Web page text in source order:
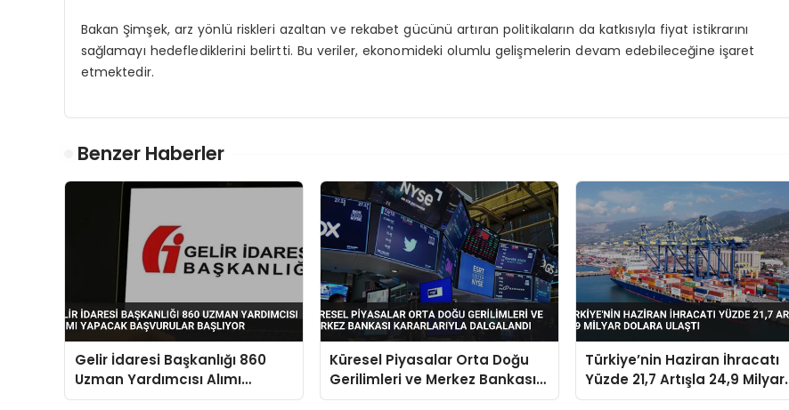
Bakan Şimşek, arz yönlü riskleri azaltan ve rekabet gücünü artıran politikaların da katkısıyla fiyat istikrarını
sağlamayı hedeflediklerini belirtti. Bu veriler, ekonomideki olumlu gelişmelerin devam edebileceğine işaret
etmektedir.
Benzer Haberler
Gelir İdaresi Başkanlığı 860
Uzman Yardımcısı Alımı
Yapacak Başvurular Başlıyor
Küresel Piyasalar Orta Doğu
Gerilimleri ve Merkez Bankası
Kararlarıyla Dalgalandı
Türkiye’nin Haziran İhracatı
Yüzde 21,7 Artışla 24,9 Milyar
Dolara Ulaştı